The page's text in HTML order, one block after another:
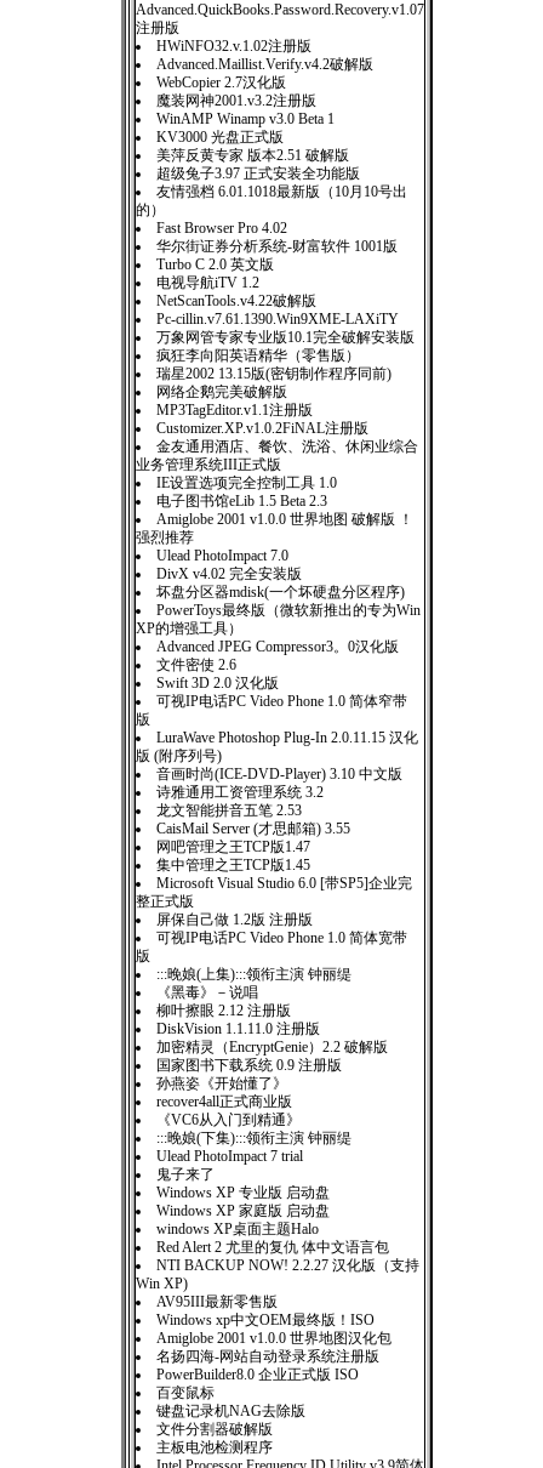
Advanced.QuickBooks.Password.Recovery.v1.07
注册版
HWiNFO32.v.1.02注册版
Advanced.Maillist.Verify.v4.2破解版
WebCopier 2.7汉化版
魔装网神2001.v3.2注册版
WinAMP Winamp v3.0 Beta 1
KV3000 光盘正式版
美萍反黄专家 版本2.51 破解版
超级兔子3.97 正式安装全功能版
友情强档 6.01.1018最新版（10月10号出
的）
Fast Browser Pro 4.02
华尔街证券分析系统-财富软件 1001版
Turbo C 2.0 英文版
电视导航iTV 1.2
NetScanTools.v4.22破解版
Pc-cillin.v7.61.1390.Win9XME-LAXiTY
万象网管专家专业版10.1完全破解安装版
疯狂李向阳英语精华（零售版）
瑞星2002 13.15版(密钥制作程序同前)
网络企鹅完美破解版
MP3TagEditor.v1.1注册版
Customizer.XP.v1.0.2FiNAL注册版
金友通用酒店、餐饮、洗浴、休闲业综合
业务管理系统III正式版
IE设置选项完全控制工具 1.0
电子图书馆eLib 1.5 Beta 2.3
Amiglobe 2001 v1.0.0 世界地图 破解版 ！
强烈推荐
Ulead PhotoImpact 7.0
DivX v4.02 完全安装版
坏盘分区器mdisk(一个坏硬盘分区程序)
PowerToys最终版（微软新推出的专为Win
XP的增强工具）
Advanced JPEG Compressor3。0汉化版
文件密使 2.6
Swift 3D 2.0 汉化版
可视IP电话PC Video Phone 1.0 简体窄带
版
LuraWave Photoshop Plug-In 2.0.11.15 汉化
版 (附序列号)
音画时尚(ICE-DVD-Player) 3.10 中文版
诗雅通用工资管理系统 3.2
龙文智能拼音五笔 2.53
CaisMail Server (才思邮箱) 3.55
网吧管理之王TCP版1.47
集中管理之王TCP版1.45
Microsoft Visual Studio 6.0 [带SP5]企业完
整正式版
屏保自己做 1.2版 注册版
可视IP电话PC Video Phone 1.0 简体宽带
版
:::晚娘(上集):::领衔主演 钟丽缇
《黑毒》－说唱
柳叶擦眼 2.12 注册版
DiskVision 1.1.11.0 注册版
加密精灵（EncryptGenie）2.2 破解版
国家图书下载系统 0.9 注册版
孙燕姿《开始懂了》
recover4all正式商业版
《VC6从入门到精通》
:::晚娘(下集):::领衔主演 钟丽缇
Ulead PhotoImpact 7 trial
鬼子来了
Windows XP 专业版 启动盘
Windows XP 家庭版 启动盘
windows XP桌面主题Halo
Red Alert 2 尤里的复仇 体中文语言包
NTI BACKUP NOW! 2.2.27 汉化版（支持
Win XP)
AV95III最新零售版
Windows xp中文OEM最终版！ISO
Amiglobe 2001 v1.0.0 世界地图汉化包
名扬四海-网站自动登录系统注册版
PowerBuilder8.0 企业正式版 ISO
百变鼠标
键盘记录机NAG去除版
文件分割器破解版
主板电池检测程序